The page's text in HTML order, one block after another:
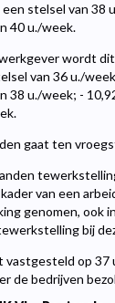
stelsel van 38
40 u./week.
wordt
van 36 u./
38 u./week; -
gaat ten
van een
genomen, ook
bij
op 37
de bedrijven